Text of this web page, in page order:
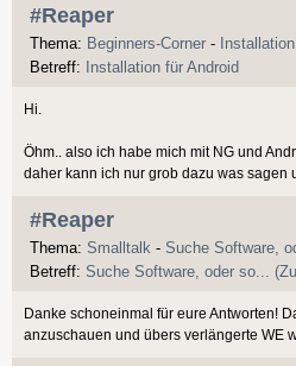
#Reaper
Thema: Beginners-Corner -
Betreff:
Installation für Android
Hi.
Öhm.. also ich habe mich mit NG und
daher kann ich nur grob dazu was sagen
#Reaper
Thema: Smalltalk - Suche Software,
Betreff: Suche Software, oder so...
Danke schoneinmal für eure Antworten!
anzuschauen und übers verlängerte WE